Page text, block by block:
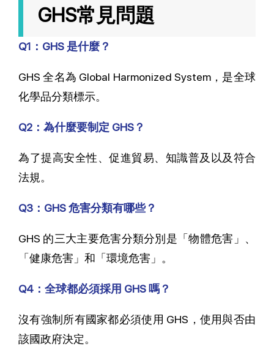
GHS常見問題
Q1：GHS 是什麼？
GHS 全名為 Global Harmonized System，是全球
化學品分類標示。
Q2：為什麼要制定 GHS？
為了提高安全性、促進貿易、知識普及以及符合
法規。
Q3：GHS 危害分類有哪些？
GHS 的三大主要危害分類分別是「物體危害」、
「健康危害」和「環境危害」。
Q4：全球都必須採用 GHS 嗎？
沒有強制所有國家都必須使用 GHS，使用與否由
該國政府決定。